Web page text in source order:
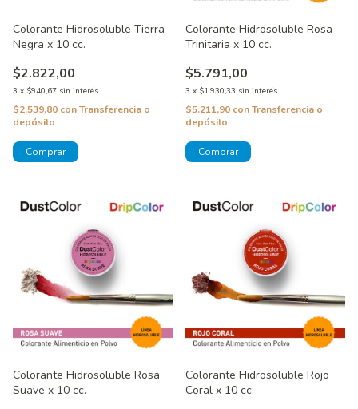
Colorante Hidrosoluble Tierra
Negra x 10 cc.
$2.822,00
3 x $940,67 sin interés
$2.539,80 conTransferencia o
depósito
Colorante Hidrosoluble Rosa
Trinitaria x 10 cc.
$5.791,00
3 x $1.930,33 sin interés
$5.211,90 conTransferencia o
depósito
Colorante Hidrosoluble Rosa
Suave x 10 cc.
Colorante Hidrosoluble Rojo
Coral x 10 cc.